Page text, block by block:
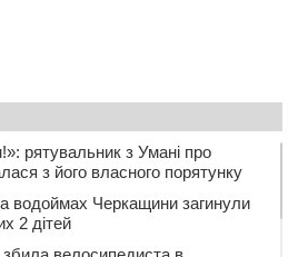
рятувальник з Умані про
з його власного порятунку
водоймах Черкащини загинули
2 дітей